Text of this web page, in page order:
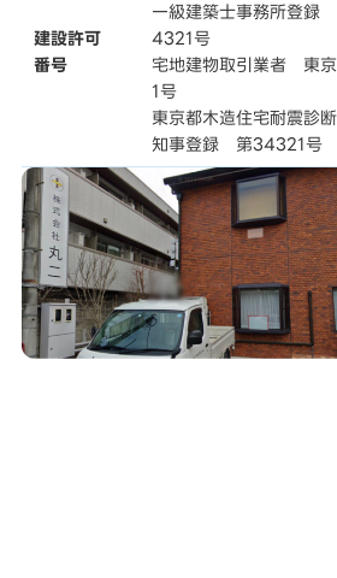
建設許可
番号
一級建築士事務所登
4321号
宅地建物取引業者 東
1号
東京都木造住宅耐震診
知事登録 第34321号